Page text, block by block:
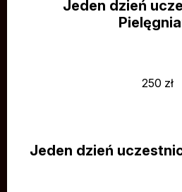
Jeden dzień
250 zł
Jeden dzień